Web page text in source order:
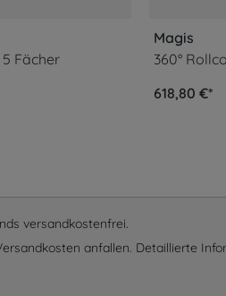
Fächer
Magis
618,80 €*
versandkostenfrei.
anfallen. Detaillierte